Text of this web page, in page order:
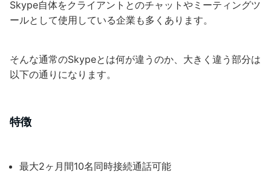
Skype自体をクライアントとのチャットやミーティングツ
ールとして使用している企業も多くあります。
そんな通常のSkypeとは何が違うのか、大きく違う部分は
以下の通りになります。
特徴
最大2ヶ月間10名同時接続通話可能